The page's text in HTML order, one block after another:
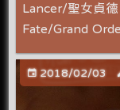
Lancer/聖女貞
Fate/Grand
2018/02/03